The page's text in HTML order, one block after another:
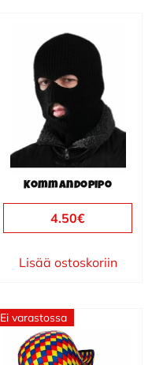
Kommandopipo
4.50€
Lisää ostoskoriin
Ei varastossa